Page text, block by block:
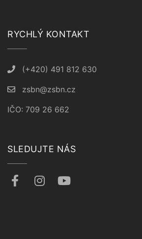
RYCHLÝ KONTAKT
(+420) 491 812 630
zsbn@zsbn.cz
IČO: 709 26 662
SLEDUJTE NÁS